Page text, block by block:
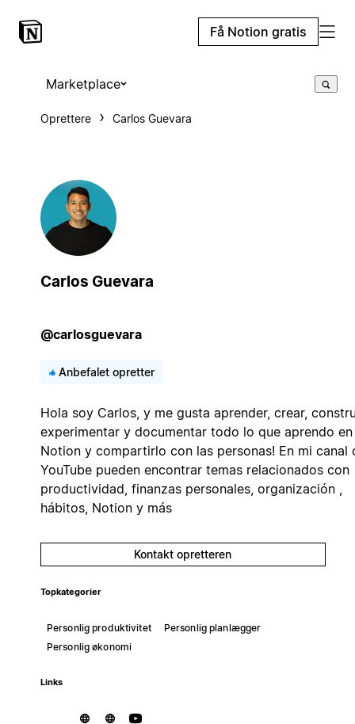
Få Notion gratis
Marketplace
Oprettere Carlos Guevara
Carlos Guevara
@carlosguevara
Anbefalet opretter
Hola soy Carlos, y me gusta aprender, crear,
experimentar y documentar todo lo que aprendo en
Notion y compartirlo con las personas! En mi canal
YouTube pueden encontrar temas relacionados con
productividad, finanzas personales, organización ,
hábitos, Notion y más
Kontakt opretteren
Topkategorier
Personlig produktivitet
Personlig planlægger
Personlig økonomi
Links